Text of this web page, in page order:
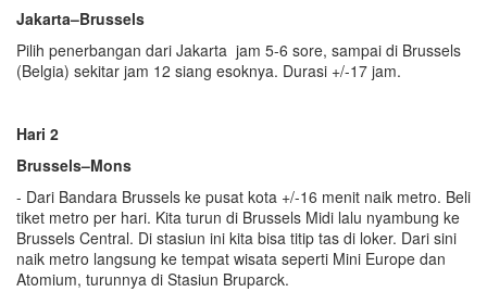
Jakarta–Brussels
Pilih penerbangan dari Jakarta jam 5-6 sore, sampai di Brussels
(Belgia) sekitar jam 12 siang esoknya. Durasi +/-17 jam.
Hari 2
Brussels–Mons
- Dari Bandara Brussels ke pusat kota +/-16 menit naik metro. Beli
tiket metro per hari. Kita turun di Brussels Midi lalu nyambung ke
Brussels Central. Di stasiun ini kita bisa titip tas di loker. Dari sini
naik metro langsung ke tempat wisata seperti Mini Europe dan
Atomium, turunnya di Stasiun Bruparck.